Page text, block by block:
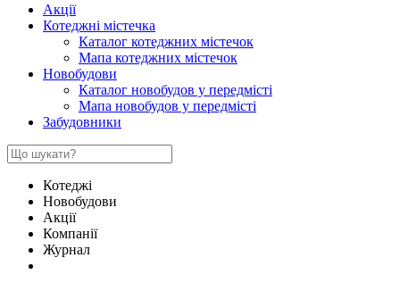
Акції
Котеджні містечка
Каталог котеджних містечок
Мапа котеджних містечок
Новобудови
Каталог новобудов у передмісті
Мапа новобудов у передмісті
Забудовники
Котеджі
Новобудови
Акції
Компанії
Журнал